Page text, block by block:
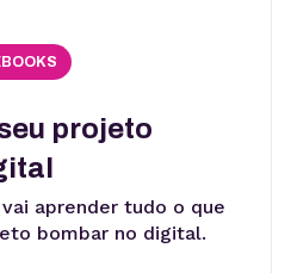
projeto
aprender tudo o que
bombar no digital.